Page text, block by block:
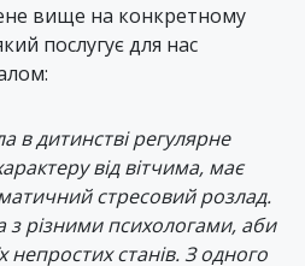
вище на конкретному
послугує для нас
в дитинстві регулярне
від вітчима, має
стресовий розлад.
різними психологами, аби
непростих станів. З одного